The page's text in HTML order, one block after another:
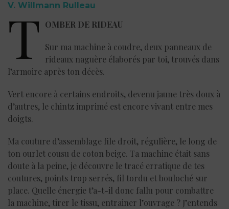
V. Willmann Rulleau
T OMBER DE RIDEAU
Sur ma machine à coudre, deux panneaux de
rideaux naguère élaborés par toi, trouvés dans
l’armoire après ton décès.
Vert encore à certains endroits, devenu jaune très doux à
d’autres, le chintz imprimé est encore vivant entre mes
doigts.
Ma couture d’assemblage file droit, régulière, le long de
ton ourlet cousu de coton beige. Ta machine était sans
doute à la peine, je découvre le tracé erratique de tes
coutures, points trop serrés, fil tordu et bouloché sur
place. Quelle énergie t’a-t-il donc fallu pour combattre
la machine, tirer le tissu, entrainer l’ouvrage ? J’entends